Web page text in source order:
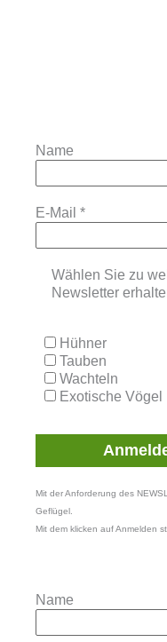
Name
E-Mail *
Wählen Sie zu
Newsletter
Hühner
Tauben
Wachteln
Exotische Vögel
Mit der Anforderung des
Geflügel.
Mit dem klicken auf Anmelden
Name